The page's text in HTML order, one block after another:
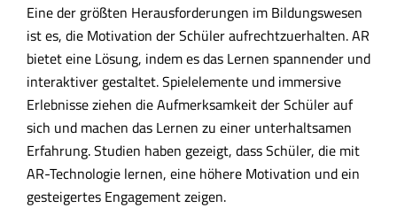
Eine der größten Herausforderungen im Bildungswesen
ist es, die Motivation der Schüler aufrechtzuerhalten. AR
bietet eine Lösung, indem es das Lernen spannender und
interaktiver gestaltet. Spielelemente und immersive
Erlebnisse ziehen die Aufmerksamkeit der Schüler auf
sich und machen das Lernen zu einer unterhaltsamen
Erfahrung. Studien haben gezeigt, dass Schüler, die mit
AR-Technologie lernen, eine höhere Motivation und ein
gesteigertes Engagement zeigen.